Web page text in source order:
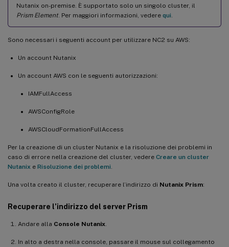
Nutanix on-premise. È supportato solo un singolo cluster, il
Prism Element. Per maggiori informazioni, vedere qui
Sono necessari i seguenti account per utilizzare NC2 su AWS:
Un account Nutanix
Un account AWS con le seguenti autorizzazioni:
IAMFullAccess
AWSConfigRole
AWSCloudFormationFullAccess
Per la creazione di un cluster Nutanix e la risoluzione dei problemi in
caso di errore nella creazione del cluster, vedere Creare un cluster
Nutanix e Risoluzione dei problemi
Una volta creato il cluster, recuperare l’indirizzo di Nutanix Prism:
Recuperare l’indirizzo del server Prism
Andare alla Console Nutanix
In alto a destra nella console, passare il mouse sul collegamento